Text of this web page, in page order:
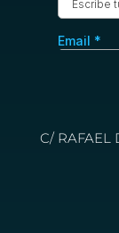
C/ RAFAEL